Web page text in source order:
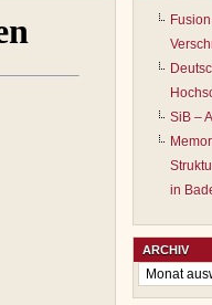
SiB –
in
ARCHIV
Archiv